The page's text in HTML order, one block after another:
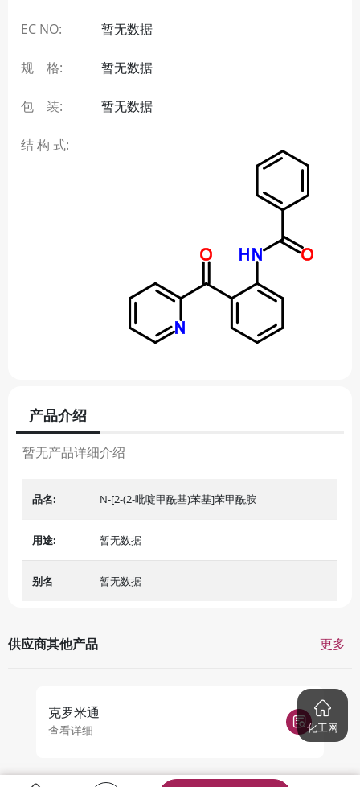
EC NO: 暂无数据
规 格: 暂无数据
包 装: 暂无数据
结 构 式:
产品介绍
暂无产品详细介绍
品名: N-[2-(2-吡啶甲酰基)苯基]苯甲酰胺
用途: 暂无数据
别名 暂无数据
供应商其他产品 更多
克罗米通
查看详细 化工网